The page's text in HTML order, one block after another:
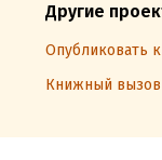
Другие
Опубликовать
Книжный вызов